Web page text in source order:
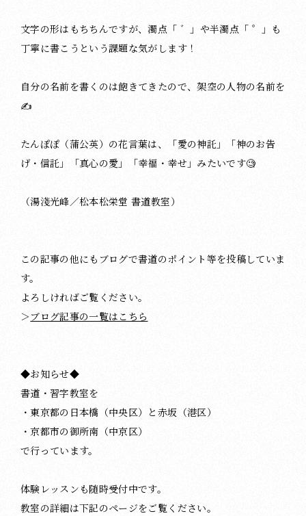
文字の形はもちちんですが、濁点「 ゛」や半濁点「 ゜」も
丁寧に書こうという課題な気がします！
自分の名前を書くのは飽きてきたので、架空の人物の名前を
✍
たんぽぽ（蒲公英）の花言葉は、「愛の神託」「神のお告
げ・信託」「真心の愛」「幸福・幸せ」みたいです🧐
（湯淺光峰／松本松栄堂 書道教室）
この記事の他にもブログで書道のポイント等を投稿していま
す。
よろしければご覧ください。
＞ ブログ記事の一覧はこちら
◆お知らせ◆
書道・習字教室を
・東京都の日本橋（中央区）と赤坂（港区）
・京都市の御所南（中京区）
で行っています。
体験レッスンも随時受付中です。
教室の詳細は下記のページをご覧ください。